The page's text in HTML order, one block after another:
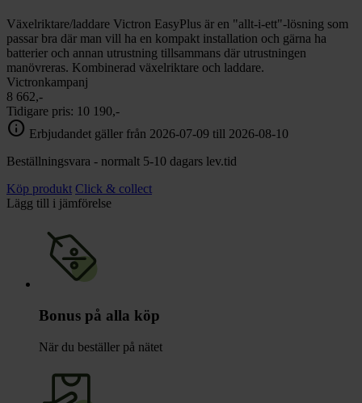
Växelriktare/laddare Victron EasyPlus är en "allt-i-ett"-lösning som
passar bra där man vill ha en kompakt installation och gärna ha
batterier och annan utrustning tillsammans där utrustningen
manövreras. Kombinerad växelriktare och laddare.
Victronkampanj
8 662,-
Tidigare pris: 10 190,-
info Erbjudandet gäller från 2026-07-09 till 2026-08-10
Beställningsvara - normalt 5-10 dagars lev.tid
Köp produkt Click & collect
Lägg till i jämförelse
Bonus på alla köp
När du beställer på nätet